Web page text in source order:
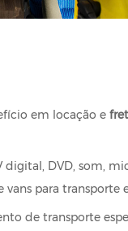
em locação e
DVD, som,
para transporte
de transporte